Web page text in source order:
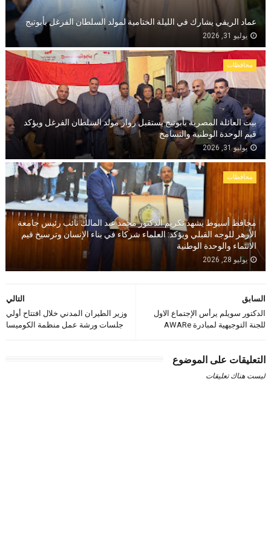
عماد الريفي يشارك في الليلة الختامية لمولد السلطان الفرغل بأبوتيج
يوليو 31, 2026
محافظات
بيت العائلة المصرية بأبوتيج يستقبل زوار مولد السلطان الفرغل ويؤكد
قيم الوحدة الوطنية والتسامح
يوليو 31, 2026
محافظات
محافظ أسيوط يشهد تكريم الدكتور محمد عبد المالك نائب رئيس جامعة
الأزهر للوجه القبلي ويؤكد: العلماء شركاء في بناء الإنسان وترسيخ قيم
الانتماء والوحدة الوطنية
يوليو 28, 2026
التالي
وزير الطيران المدني خلال افتتاح أولي
جلسات ورشة عمل منظمة الكوميسا
السابق
الدكتور سويلم يرأس الإجتماع الاول
للجنة التوجيهية لمبادرة AWARe
التعليقات على الموضوع
ليست هناك تعليقات